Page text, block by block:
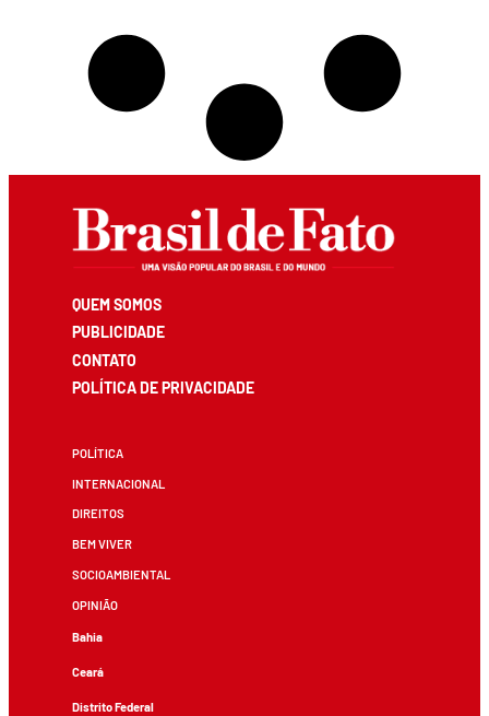
QUEM SOMOS
PUBLICIDADE
CONTATO
POLÍTICA DE PRIVACIDADE
POLÍTICA
INTERNACIONAL
DIREITOS
BEM VIVER
SOCIOAMBIENTAL
OPINIÃO
Bahia
Ceará
Distrito Federal